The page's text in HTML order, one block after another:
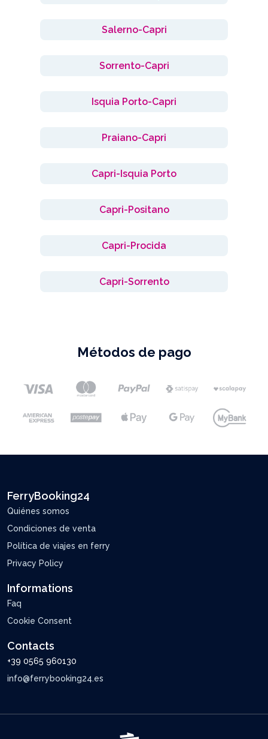
Salerno-Capri
Sorrento-Capri
Isquia Porto-Capri
Praiano-Capri
Capri-Isquia Porto
Capri-Positano
Capri-Procida
Capri-Sorrento
Métodos de pago
FerryBooking24
Quiénes somos
Condiciones de venta
Política de viajes en ferry
Privacy Policy
Informations
Faq
Cookie Consent
Contacts
+39 0565 960130
info@ferrybooking24.es